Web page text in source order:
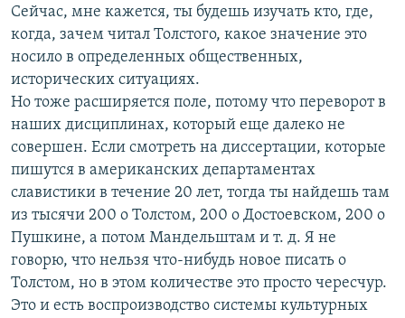
Сейчас, мне кажется, ты будешь изучать кто, где,
когда, зачем читал Толстого, какое значение это
носило в определенных общественных,
исторических ситуациях.
Но тоже расширяется поле, потому что переворот в
наших дисциплинах, который еще далеко не
совершен. Если смотреть на диссертации, которые
пишутся в американских департаментах
славистики в течение 20 лет, тогда ты найдешь там
из тысячи 200 о Толстом, 200 о Достоевском, 200 о
Пушкине, а потом Мандельштам и т. д. Я не
говорю, что нельзя что-нибудь новое писать о
Толстом, но в этом количестве это просто чересчур.
Это и есть воспроизводство системы культурных